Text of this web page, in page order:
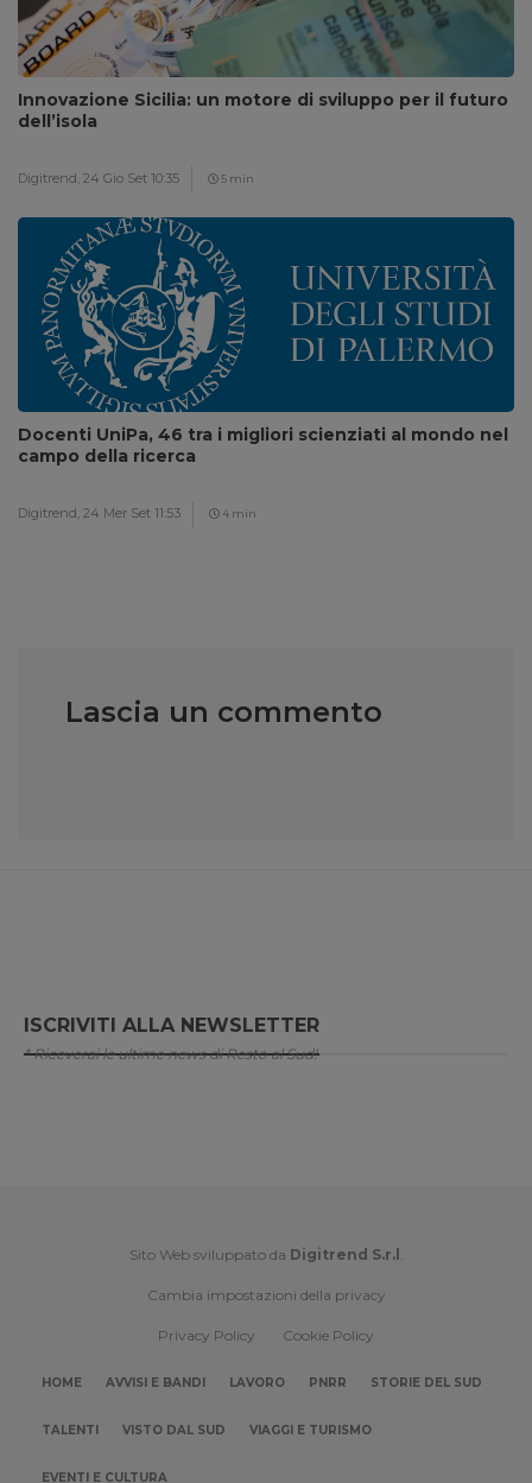
Innovazione Sicilia: un motore di sviluppo per il futuro
dell’isola
Digitrend, 24 Gio Set 10:35 5 min
Docenti UniPa, 46 tra i migliori scienziati al mondo nel
campo della ricerca
Digitrend, 24 Mer Set 11:53 4 min
Lascia un commento
ISCRIVITI ALLA NEWSLETTER
* Riceverai le ultime news di Resto al Sud!
Sito Web sviluppato da Digitrend S.r.l .
Cambia impostazioni della privacy
Privacy Policy Cookie Policy
HOME AVVISI E BANDI LAVORO PNRR STORIE DEL SUD
TALENTI VISTO DAL SUD VIAGGI E TURISMO
EVENTI E CULTURA